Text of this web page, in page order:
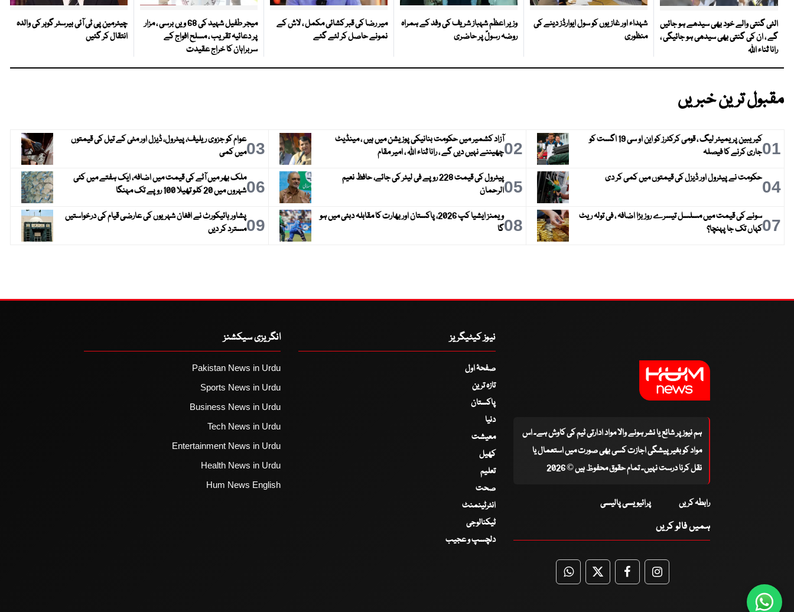
الٹی گنتی والے خود بھی سیدھے ہو جائیں
گے ، ان کی گنتی بھی سیدھی ہو جائیگی ،
رانا ثناء اللہ
شہداء اور غازیوں کو سول ایوارڈز دینے کی
منظوری
وزیر اعظم شہباز شریف کی وفد کے ہمراہ
روضہ رسولؐ پر حاضری
میر رضا کی قبر کشائی مکمل ، لاش کے
نمونے حاصل کر لئے گئے
میجر طفیل شہید کی 68 ویں برسی ، مزار
پر دعائیہ تقریب ، مسلح افواج کے
سربراہان کا خراج عقیدت
چیئرمین پی ٹی آئی بیرسٹر گوہر کی والدہ
انتقال کر گئیں
مقبول ترین خبریں
01
کیریبین پریمیئر لیگ ، قومی کرکٹرز کو این او سی 19 اگست کو
جاری کرنے کا فیصلہ
02آزاد کشمیر میں حکومت بنانیکی پوزیشن میں ہیں ، مینڈیٹ
چھیننے نہیں دیں گے ، رانا ثناء اللہ ، امیر مقام
03عوام کو جزوی ریلیف، پیٹرول، ڈیزل اور مٹی کے تیل کی قیمتوں
میں کمی
04حکومت نے پیٹرول اور ڈیزل کی قیمتوں میں کمی کر دی 05
پیٹرول کی قیمت 228 روپے فی لیٹر کی جائے، حافظ نعیم
الرحمان
06ملک بھر میں آٹے کی قیمت میں اضافہ، ایک ہفتے میں کئی
شہروں میں 20 کلو تھیلا 100 روپے تک مہنگا
07سونے کی قیمت میں مسلسل تیسرے روز بڑا اضافہ ، فی تولہ ریٹ
کہاں تک جا پہنچا؟
08
ویمنز ایشیا کپ 2026، پاکستان اور بھارت کا مقابلہ دبئی میں ہو
گا
09پشاور ہائیکورٹ نے افغان شہریوں کی عارضی قیام کی درخواستیں
مسترد کر دیں
ہم نیوز پر شائع یا نشر ہونے والا مواد ادارتی ٹیم کی کاوش ہے۔ اس
مواد کو بغیر پیشگی اجازت کسی بھی صورت میں استعمال یا
نقل کرنا درست نہیں۔ تمام حقوق محفوظ ہیں © 2026
رابطہ کریں پرائیویسی پالیسی
ہمیں فالو کریں
WhatsApp
TwitterFacebookFacebook
نیوز کیٹیگریز
صفحۂ اول
تازہ ترین
پاکستان
دنیا
معیشت
کھیل
تعلیم
صحت
انٹرٹینمنٹ
ٹیکنالوجی
دلچسپ و عجیب
انگریزی سیکشنز
Pakistan News in Urdu
Sports News in Urdu
Business News in Urdu
Tech News in Urdu
Entertainment News in Urdu
Health News in Urdu
Hum News English